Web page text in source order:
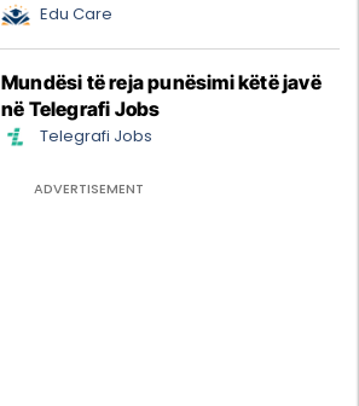
Edu Care
Mundësi të reja punësimi këtë javë
në Telegrafi Jobs
Telegrafi Jobs